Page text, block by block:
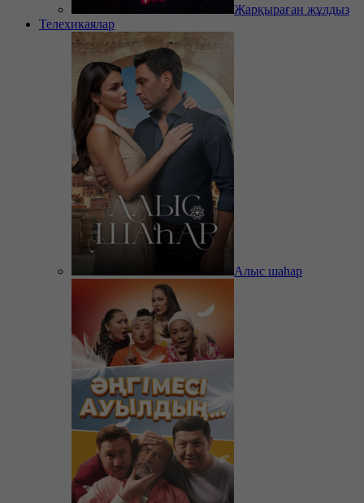
Жарқыраған жұлдыз
Телехикаялар
Алыс шаһар